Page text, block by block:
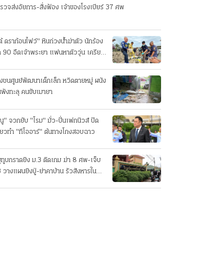
วจส่งอัยการ-สั่งฟ้อง เจ้าของโรงเบียร์ 37 ศพ
ดราก้อนไฟว์" หินถ่วงน้ำฆ่าตัว นักร้อง
90 อืดเจ้าพระยา แฟนหาตัววุ่น เครียด
ชนศูนย์พัฒนาเด็กเล็ก หวิดตายหมู่ ผนัง
งทะลุ คนขับเมายา
" จวกยับ "โรม" มั่ว-ปั่นเฟกนิวส์ ปัด
วทํา "ทีโออาร์" ต้นทางโกงสอบฉาว
บกราดยิง ม.3 ติดเกม ฆ่า 8 ศพ-เจ็บ
วางแผนยิงปู่-ย่าคาบ้าน รัวสังหารใน